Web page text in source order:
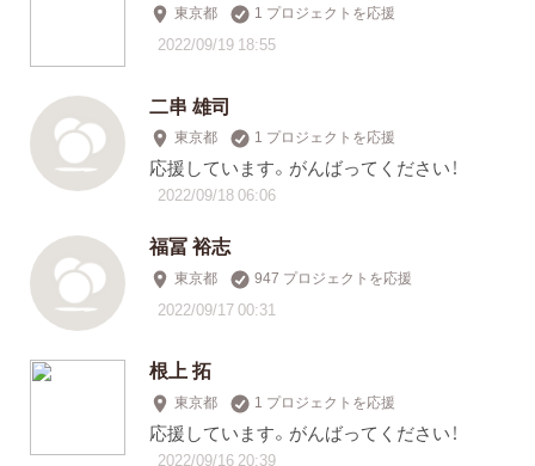
東京都 1 プロジェクトを応援
2022/09/19 18:55
二串 雄司
東京都 1 プロジェクトを応援
応援しています。がんばってください！
2022/09/18 06:06
福冨 裕志
東京都 947 プロジェクトを応援
2022/09/17 00:31
根上 拓
東京都 1 プロジェクトを応援
応援しています。がんばってください！
2022/09/16 20:39